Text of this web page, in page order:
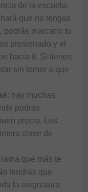
de la escuela,
que no tengas
podrás marcarlo tu
presionado y el
hacia ti. Si tienes
sin temor a que
: hay muchas
podrás
precio. Los
clase de
que más te
tendrás que
la asignatura,